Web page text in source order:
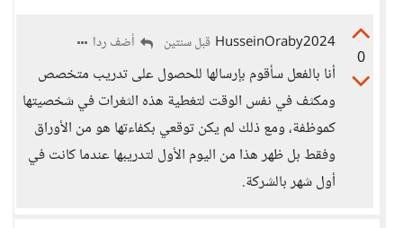
0
HusseinOraby2024 قبل سنتين أضف ردا
أنا بالفعل سأقوم بإرسالها للحصول على تدريب متخصص
ومكثف في نفس الوقت لتغطية هذه الثغرات في شخصيتها
كموظفة، ومع ذلك لم يكن توقعي بكفاءتها هو من الأوراق
وفقط بل ظهر هذا من اليوم الأول لتدريبها عندما كانت في
أول شهر بالشركة.